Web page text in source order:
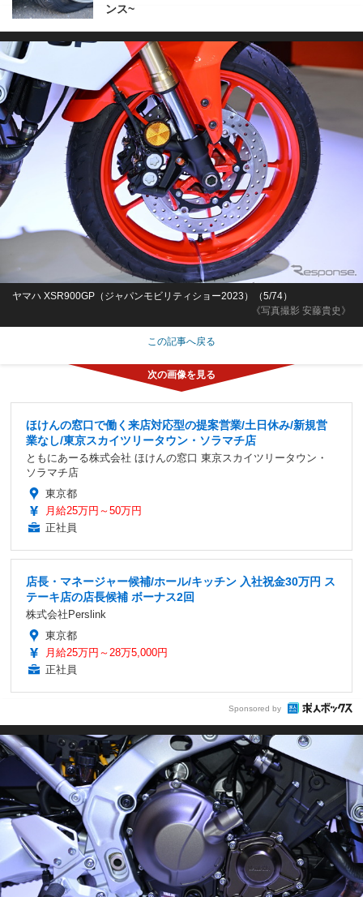
ンス~
《写真撮影 安藤貴史》
ヤマハ XSR900GP（ジャパンモビリティショー2023）（5/74）
この記事へ戻る
ほけんの窓口で働く来店対応型の提案営業/土日休み/新規営
業なし/東京スカイツリータウン・ソラマチ店
ともにあーる株式会社 ほけんの窓口 東京スカイツリータウン・
ソラマチ店
東京都
月給25万円～50万円
正社員
店長・マネージャー候補/ホール/キッチン 入社祝金30万円 ス
テーキ店の店長候補 ボーナス2回
株式会社Perslink
東京都
月給25万円～28万5,000円
正社員
Sponsored by